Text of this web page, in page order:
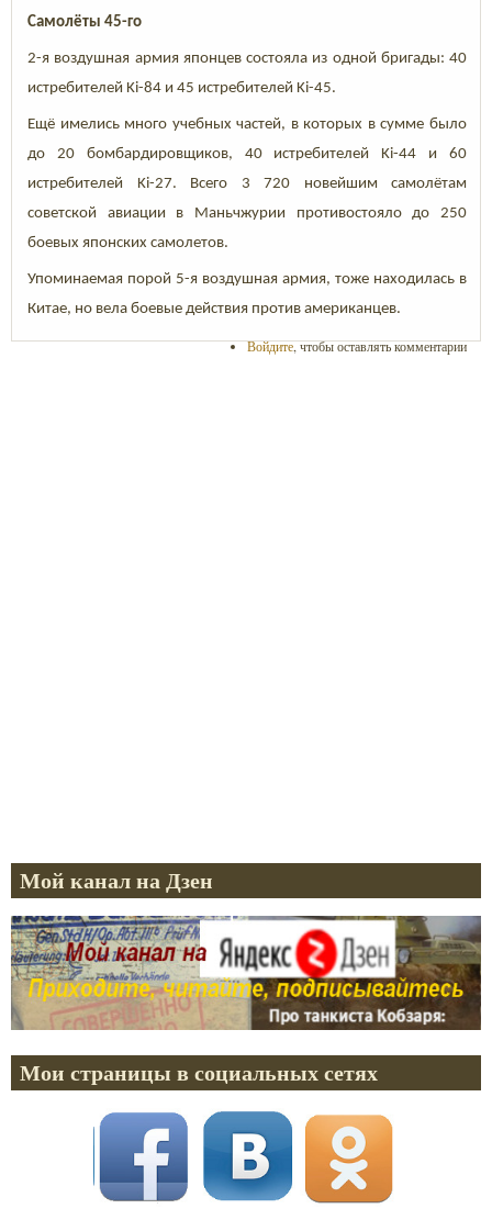
Самолёты 45-го
2-я воздушная армия японцев состояла из одной бригады: 40
истребителей Ki-84 и 45 истребителей Ki-45.
Ещё имелись много учебных частей, в которых в сумме было
до 20 бомбардировщиков, 40 истребителей Ki-44 и 60
истребителей Ki-27. Всего 3 720 новейшим самолётам
советской авиации в Маньчжурии противостояло до 250
боевых японских самолетов.
Упоминаемая порой 5-я воздушная армия, тоже находилась в
Китае, но вела боевые действия против американцев.
Войдите, чтобы оставлять комментарии
Мой канал на Дзен
Мои страницы в социальных сетях